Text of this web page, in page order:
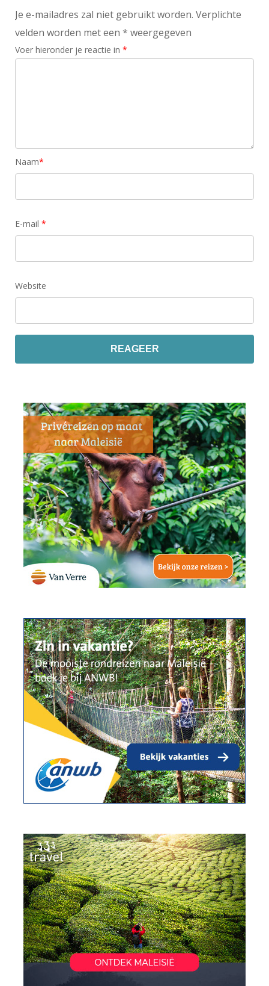
Je e-mailadres zal niet gebruikt worden. Verplichte
velden worden met een * weergegeven
Voer hieronder je reactie in *
Naam*
E-mail *
Website